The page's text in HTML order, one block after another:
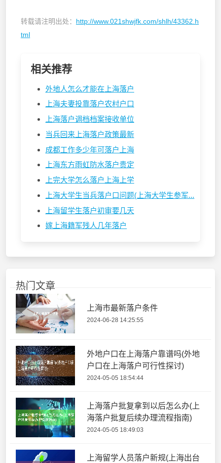
转载请注明出处： http://www.021shwjfk.com/shlh/43362.h
tml
相关推荐
外地人怎么才能在上海落户
上海夫妻投靠落户农村户口
上海落户调档档案接收单位
当兵回来上海落户政策最新
成都工作多少年可落户上海
上海东方雨虹防水落户贵定
上完大学怎么落户上海上学
上海大学生当兵落户口问题(上海大学生参军...
上海留学生落户初审要几天
嫁上海籍军残人几年落户
热门文章
上海市最新落户条件
2024-06-28 14:25:55
外地户口在上海落户靠谱吗(外地
户口在上海落户可行性探讨)
2024-05-05 18:54:44
上海落户批复拿到以后怎么办(上
海落户批复后续办理流程指南)
2024-05-05 18:49:03
上海留学人员落户新规(上海出台